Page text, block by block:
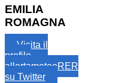
EMILIA
ROMAGNA
Visita il
profilo
allertameteoRER
su Twitter